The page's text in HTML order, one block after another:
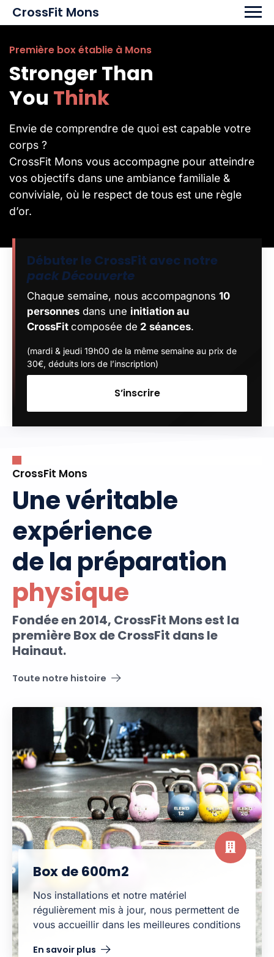
Skip to main content
CrossFit Mons
Première box établie à Mons
Stronger Than
You Think
Envie de comprendre de quoi est capable votre
corps ?
CrossFit Mons vous accompagne pour atteindre
vos objectifs dans une ambiance familiale &
conviviale, où le respect de tous est une règle
d’or.
Débuter le CrossFit avec notre
pack Découverte
Chaque semaine, nous accompagnons 10
personnes dans une initiation au
CrossFit composée de 2 séances.
(mardi & jeudi 19h00 de la même semaine au prix de
30€, déduits lors de l’inscription)
S’inscrire
CrossFit Mons
Une véritable
expérience
de la préparation
physique
Fondée en 2014, CrossFit Mons est la
première Box de CrossFit dans le
Hainaut.
Toute notre histoire
Box de 600m2
Nos installations et notre matériel
régulièrement mis à jour, nous permettent de
vous accueillir dans les meilleures conditions
En savoir plus